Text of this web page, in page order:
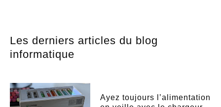
Les derniers articles du blog
informatique
Ayez toujours l’alimentation